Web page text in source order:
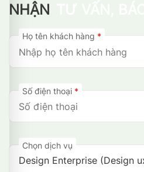
NHẬN
Họ tên khách hàng *
Số điện thoại *
Chọn dịch vụ